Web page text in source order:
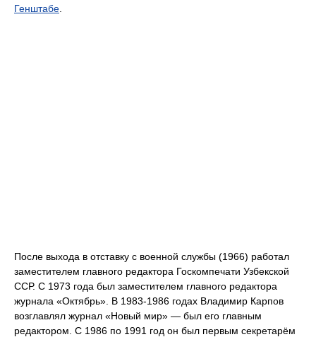
Генштабе
После выхода в отставку с военной службы (1966) работал
заместителем главного редактора Госкомпечати Узбекской
ССР. С 1973 года был заместителем главного редактора
журнала «Октябрь». В 1983-1986 годах Владимир Карпов
возглавлял журнал «Новый мир» — был его главным
редактором. С 1986 по 1991 год он был первым секретарём